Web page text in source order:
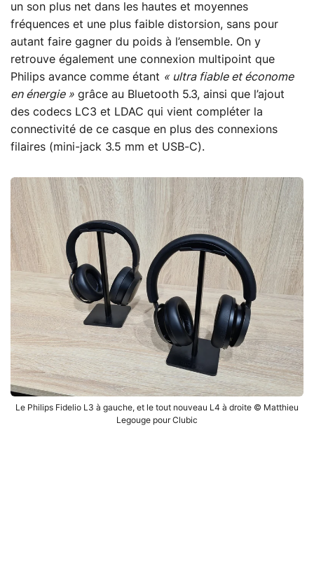
un son plus net dans les hautes et moyennes
fréquences et une plus faible distorsion, sans pour
autant faire gagner du poids à l’ensemble. On y
retrouve également une connexion multipoint que
Philips avance comme étant « ultra fiable et économe
en énergie » grâce au Bluetooth 5.3, ainsi que l’ajout
des codecs LC3 et LDAC qui vient compléter la
connectivité de ce casque en plus des connexions
filaires (mini-jack 3.5 mm et USB-C).
Le Philips Fidelio L3 à gauche, et le tout nouveau L4 à droite © Matthieu
Legouge pour Clubic